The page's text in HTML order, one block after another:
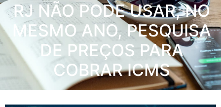
RJ NÃO PODE USAR, NO
MESMO ANO, PESQUISA
DE PREÇOS PARA
COBRAR ICMS